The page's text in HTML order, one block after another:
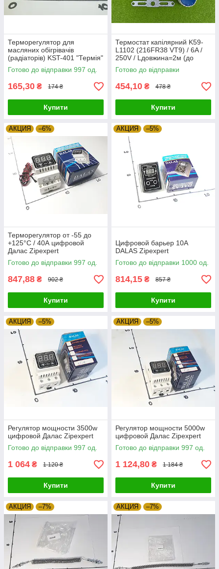
Терморегулятор для
масляних обігрівачів
(радіаторів) KST-401 "Термія"
Zipexpert
Готово до відправки 997 од.
165,30 ₴ 174 ₴
Купити
Термостат капілярний K59-
L1102 (216FR38 VT9) / 6A /
250V / Lдовжина=2м (до
холодильників) Zipexpert
Готово до відправки
454,10 ₴ 478 ₴
Купити
АКЦИЯ –6%
Терморегулятор от -55 до
+125°С / 40А цифровой
Далас Zipexpert
Готово до відправки 997 од.
847,88 ₴ 902 ₴
Купити
АКЦИЯ –5%
Цифровой барьер 10А
DALAS Zipexpert
Готово до відправки 1000 од.
814,15 ₴ 857 ₴
Купити
АКЦИЯ –5%
Регулятор мощности 3500w
цифровой Далас Zipexpert
Готово до відправки 997 од.
1 064 ₴ 1 120 ₴
Купити
АКЦИЯ –5%
Регулятор мощности 5000w
цифровой Далас Zipexpert
Готово до відправки 997 од.
1 124,80 ₴ 1 184 ₴
Купити
АКЦИЯ –7% АКЦИЯ –7%